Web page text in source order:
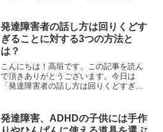
ります。 今日は 「子供連れの買い物
でイライラをする...
発達障害者の話し方は回りくどす
ぎることに対する3つの方法と
は？
こんにちは！高垣です。この記事を読ん
で頂きありがとうございます。今日は
「発達障害者の話し方は回りくどすぎる
す。発達障害は何が困る？発達障害はい
つも「関係性がうまく行かな...
発達障害、ADHDの子供には手作